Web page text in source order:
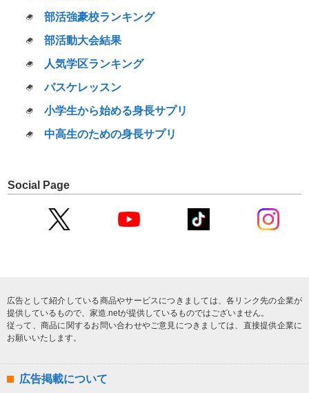
部活強豪校ランキング
部活動大会結果
人気学区ランキング
バスケレッスン
小学生から始める身長サプリ
中高生のための身長サプリ
Social Page
広告として紹介している商品やサービスにつきましては、各リンク先の企業が
提供しているもので、家造.netが提供しているものではございません。
従って、商品に関するお問い合わせやご意見につきましては、直接提供企業に
お願いいたします。
広告掲載について